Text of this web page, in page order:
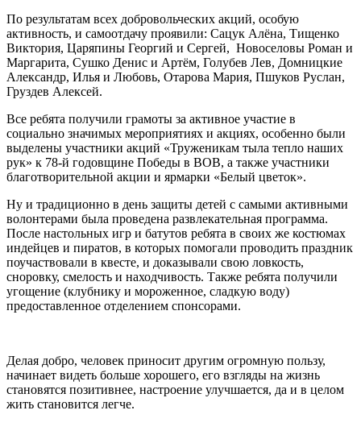
По результатам всех добровольческих акций, особую
активность, и самоотдачу проявили: Сацук Алёна, Тищенко
Виктория, Царяпины Георгий и Сергей, Новоселовы Роман и
Маргарита, Сушко Денис и Артём, Голубев Лев, Домницкие
Александр, Илья и Любовь, Отарова Мария, Пшуков Руслан,
Груздев Алексей.
Все ребята получили грамоты за активное участие в
социально значимых мероприятиях и акциях, особенно были
выделены участники акций «Труженикам тыла тепло наших
рук» к 78-й годовщине Победы в ВОВ, а также участники
благотворительной акции и ярмарки «Белый цветок».
Ну и традиционно в день защиты детей с самыми активными
волонтерами была проведена развлекательная программа.
После настольных игр и батутов ребята в своих же костюмах
индейцев и пиратов, в которых помогали проводить праздник
поучаствовали в квесте, и доказывали свою ловкость,
сноровку, смелость и находчивость. Также ребята получили
угощение (клубнику и мороженное, сладкую воду)
предоставленное отделением спонсорами.
Делая добро, человек приносит другим огромную пользу,
начинает видеть больше хорошего, его взгляды на жизнь
становятся позитивнее, настроение улучшается, да и в целом
жить становится легче.